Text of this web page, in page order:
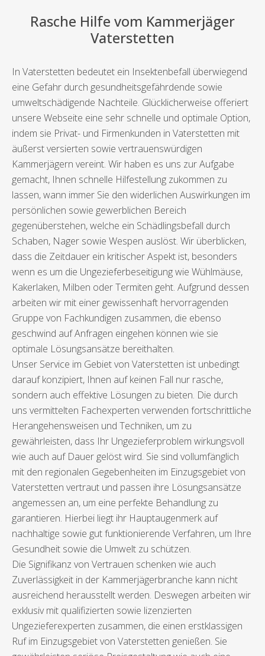
Rasche Hilfe vom Kammerjäger
Vaterstetten
In Vaterstetten bedeutet ein Insektenbefall überwiegend
eine Gefahr durch gesundheitsgefährdende sowie
umweltschädigende Nachteile. Glücklicherweise offeriert
unsere Webseite eine sehr schnelle und optimale Option,
indem sie Privat- und Firmenkunden in Vaterstetten mit
äußerst versierten sowie vertrauenswürdigen
Kammerjägern vereint. Wir haben es uns zur Aufgabe
gemacht, Ihnen schnelle Hilfestellung zukommen zu
lassen, wann immer Sie den widerlichen Auswirkungen im
persönlichen sowie gewerblichen Bereich
gegenüberstehen, welche ein Schädlingsbefall durch
Schaben, Nager sowie Wespen auslöst. Wir überblicken,
dass die Zeitdauer ein kritischer Aspekt ist, besonders
wenn es um die Ungezieferbeseitigung wie Wühlmäuse,
Kakerlaken, Milben oder Termiten geht. Aufgrund dessen
arbeiten wir mit einer gewissenhaft hervorragenden
Gruppe von Fachkundigen zusammen, die ebenso
geschwind auf Anfragen eingehen können wie sie
optimale Lösungsansätze bereithalten.
Unser Service im Gebiet von Vaterstetten ist unbedingt
darauf konzipiert, Ihnen auf keinen Fall nur rasche,
sondern auch effektive Lösungen zu bieten. Die durch
uns vermittelten Fachexperten verwenden fortschrittliche
Herangehensweisen und Techniken, um zu
gewährleisten, dass Ihr Ungezieferproblem wirkungsvoll
wie auch auf Dauer gelöst wird. Sie sind vollumfänglich
mit den regionalen Gegebenheiten im Einzugsgebiet von
Vaterstetten vertraut und passen ihre Lösungsansätze
angemessen an, um eine perfekte Behandlung zu
garantieren. Hierbei liegt ihr Hauptaugenmerk auf
nachhaltige sowie gut funktionierende Verfahren, um Ihre
Gesundheit sowie die Umwelt zu schützen.
Die Signifikanz von Vertrauen schenken wie auch
Zuverlässigkeit in der Kammerjägerbranche kann nicht
ausreichend herausstellt werden. Deswegen arbeiten wir
exklusiv mit qualifizierten sowie lizenzierten
Ungezieferexperten zusammen, die einen erstklassigen
Ruf im Einzugsgebiet von Vaterstetten genießen. Sie